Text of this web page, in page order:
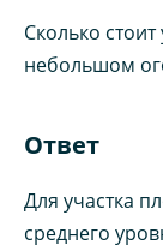
Сколько
небольшом
Ответ
Для участка
среднего